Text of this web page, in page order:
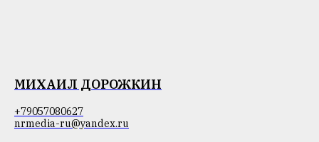
МИХАИЛ ДОРОЖКИН
+79057080627
nrmedia-ru@yandex.ru